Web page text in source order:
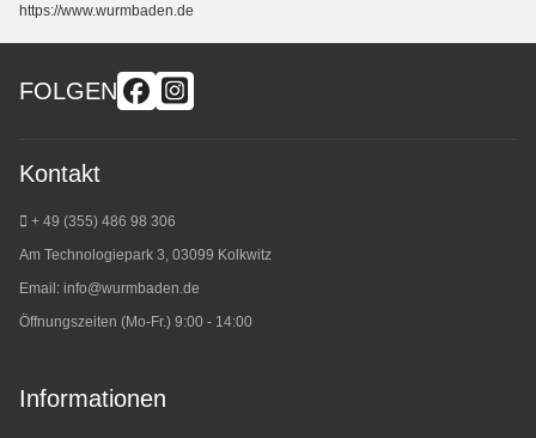
https://www.wurmbaden.de
FOLGEN
Kontakt
+ 49 (355) 486 98 306
Am Technologiepark 3, 03099 Kolkwitz
Email: info@wurmbaden.de
Öffnungszeiten (Mo-Fr.) 9:00 - 14:00
Informationen